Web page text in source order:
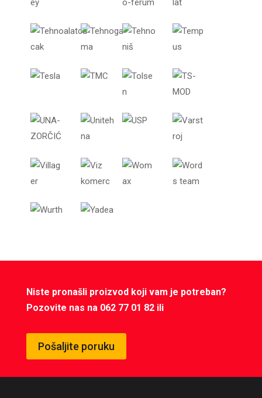
Niste pronašli proizvod koji vam je potreban?
Pozovite nas na 062 77 01 82 ili
Pošaljite poruku